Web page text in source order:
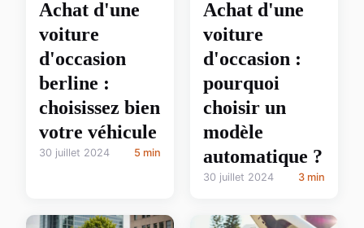
Achat d'une
voiture
d'occasion
berline :
choisissez bien
votre véhicule
30 juillet 2024 5 min
Achat d'une
voiture
d'occasion :
pourquoi
choisir un
modèle
automatique ?
30 juillet 2024 3 min